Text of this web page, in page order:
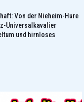
Von der Nieheim-Hure
Universalkavalier
und hirnloses